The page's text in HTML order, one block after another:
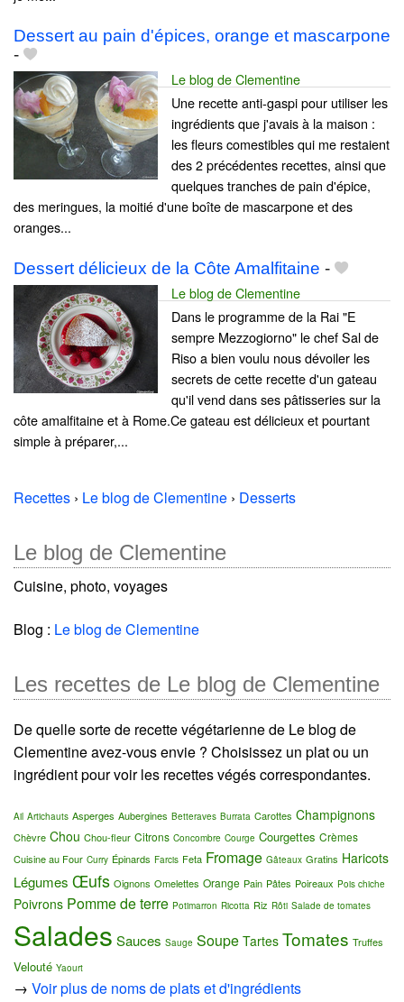
Dessert au pain d'épices, orange et mascarpone
-
Le blog de Clementine
Une recette anti-gaspi pour utiliser les
ingrédients que j'avais à la maison :
les fleurs comestibles qui me restaient
des 2 précédentes recettes, ainsi que
quelques tranches de pain d'épice,
des meringues, la moitié d'une boîte de mascarpone et des
oranges...
Dessert délicieux de la Côte Amalfitaine -
Le blog de Clementine
Dans le programme de la Rai "E
sempre Mezzogiorno" le chef Sal de
Riso a bien voulu nous dévoiler les
secrets de cette recette d'un gateau
qu'il vend dans ses pâtisseries sur la
côte amalfitaine et à Rome.Ce gateau est délicieux et pourtant
simple à préparer,...
Recettes › Le blog de Clementine › Desserts
Le blog de Clementine
Cuisine, photo, voyages
Blog : Le blog de Clementine
Les recettes de Le blog de Clementine
De quelle sorte de recette végétarienne de Le blog de
Clementine avez-vous envie ? Choisissez un plat ou un
ingrédient pour voir les recettes végés correspondantes.
Ail Artichauts Asperges Aubergines Betteraves Burrata Carottes Champignons
Chèvre Chou Chou-fleur Citrons Concombre Courge Courgettes Crèmes
Cuisine au Four Curry Épinards Farcis Feta Fromage Gâteaux Gratins Haricots
Légumes Œufs Oignons Omelettes Orange Pain Pâtes Poireaux Pois chiche
Poivrons Pomme de terre Potimarron Ricotta Riz Rôti Salade de tomates
Salades Sauces Sauge Soupe Tartes Tomates Truffes
Velouté Yaourt
→ Voir plus de noms de plats et d'ingrédients